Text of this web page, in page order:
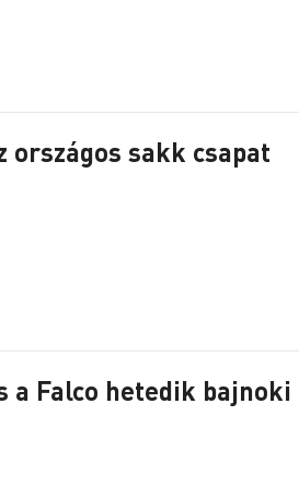
országos sakk csapat
a Falco hetedik bajnoki